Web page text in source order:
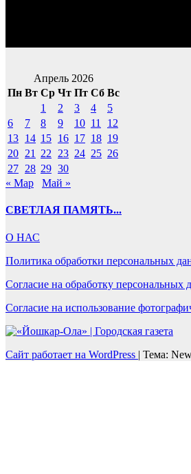
Апрель 2026
Пн Вт Ср Чт Пт Сб Вс
1
2 3 4
5
6
7 8 9 10 11
12
13 14 15 16 17 18 19
20 21 22 23 24 25 26
27 28 29 30
« Мар
Май »
СВЕТЛАЯ ПАМЯТЬ...
О НАС
Политика обработки персональных
Согласие на обработку персональных
Согласие на использование
Сайт работает на WordPress | Тема: